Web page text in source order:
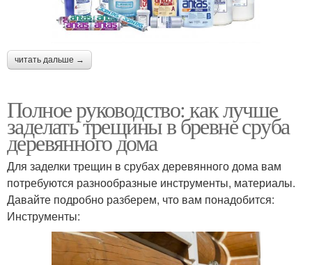
читать дальше →
Полное руководство: как лучше
заделать трещины в бревне сруба
деревянного дома
Для заделки трещин в срубах деревянного дома вам
потребуются разнообразные инструменты, материалы.
Давайте подробно разберем, что вам понадобится:
Инструменты: